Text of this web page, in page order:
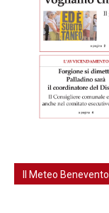
Il Meteo Benevento